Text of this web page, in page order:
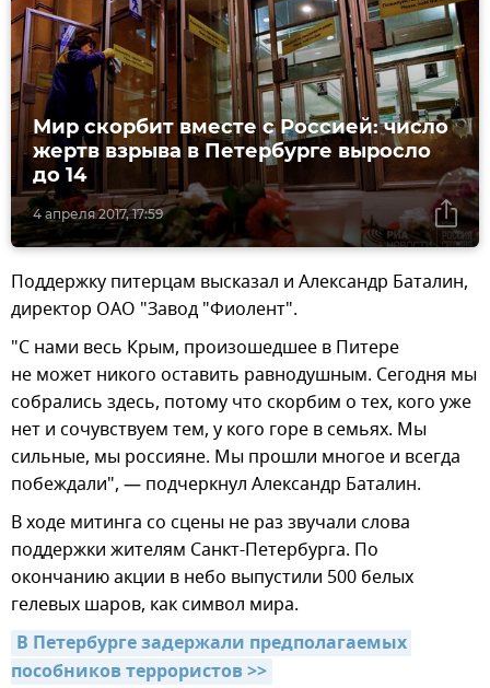
4 апреля 2017, 17:59
Мир скорбит вместе с Россией: число
жертв взрыва в Петербурге выросло
до 14
Поддержку питерцам высказал и Александр Баталин,
директор ОАО "Завод "Фиолент".
"С нами весь Крым, произошедшее в Питере
не может никого оставить равнодушным. Сегодня мы
собрались здесь, потому что скорбим о тех, кого уже
нет и сочувствуем тем, у кого горе в семьях. Мы
сильные, мы россияне. Мы прошли многое и всегда
побеждали", — подчеркнул Александр Баталин.
В ходе митинга со сцены не раз звучали слова
поддержки жителям Санкт-Петербурга. По
окончанию акции в небо выпустили 500 белых
гелевых шаров, как символ мира.
В Петербурге задержали предполагаемых
пособников террористов >>